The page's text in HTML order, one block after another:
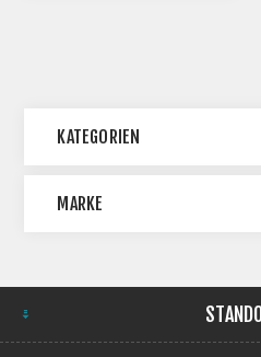
KATEGORIEN
MARKE